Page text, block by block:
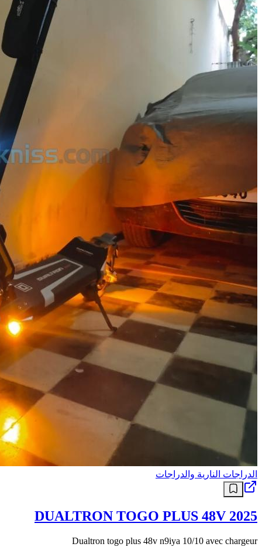
الدراجات النارية والدراجات
DUALTRON TOGO PLUS 48V 2025
Dualtron togo plus 48v n9iya 10/10 avec chargeur